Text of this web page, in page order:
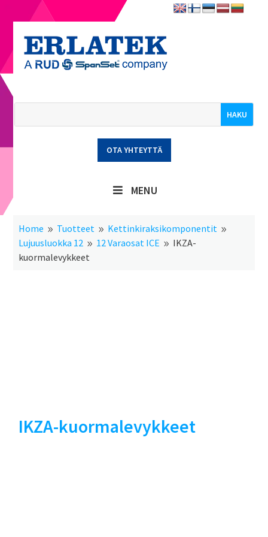
OTA YHTEYTTÄ
MENU
Home 9 Tuotteet 9 Kettinkiraksikomponentit 9
Lujuusluokka 12 9 12 Varaosat ICE 9 IKZA-
kuormalevykkeet
IKZA-kuormalevykkeet